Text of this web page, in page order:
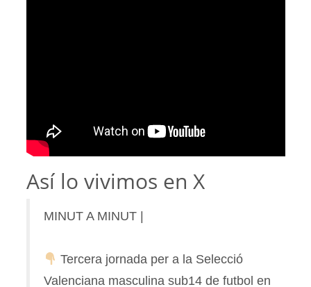
Así lo vivimos en X
MINUT A MINUT |
Tercera jornada per a la Selecció
Valenciana masculina sub14 de futbol en